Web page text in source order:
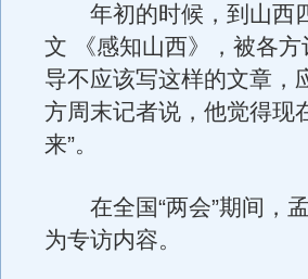
年初的时候，到山西
文 《感知山西》，被各
导不应该写这样的文章，
方周末记者说，他觉得现
来”。
在全国“两会”期间，孟
为专访内容。